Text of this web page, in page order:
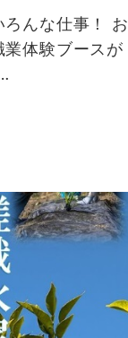
んな仕事！ お
体験ブースが